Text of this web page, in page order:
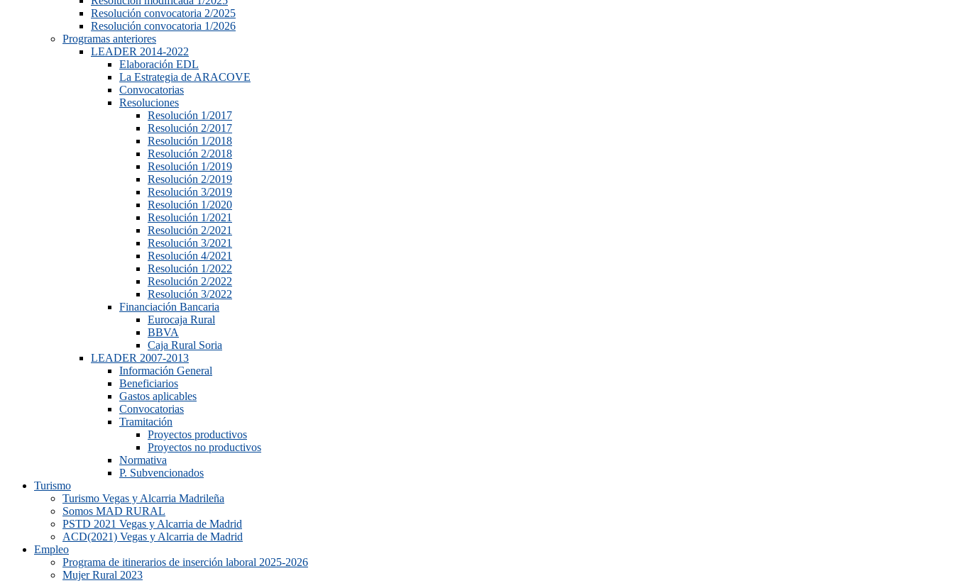
Resolución convocatoria 2/2025
Resolución convocatoria 1/2026
Programas anteriores
LEADER 2014-2022
Elaboración EDL
La Estrategia de ARACOVE
Convocatorias
Resoluciones
Resolución 1/2017
Resolución 2/2017
Resolución 1/2018
Resolución 2/2018
Resolución 1/2019
Resolución 2/2019
Resolución 3/2019
Resolución 1/2020
Resolución 1/2021
Resolución 2/2021
Resolución 3/2021
Resolución 4/2021
Resolución 1/2022
Resolución 2/2022
Resolución 3/2022
Financiación Bancaria
Eurocaja Rural
BBVA
Caja Rural Soria
LEADER 2007-2013
Información General
Beneficiarios
Gastos aplicables
Convocatorias
Tramitación
Proyectos productivos
Proyectos no productivos
Normativa
P. Subvencionados
Turismo
Turismo Vegas y Alcarria Madrileña
Somos MAD RURAL
PSTD 2021 Vegas y Alcarria de Madrid
ACD(2021) Vegas y Alcarria de Madrid
Empleo
Programa de itinerarios de inserción laboral 2025-2026
Mujer Rural 2023